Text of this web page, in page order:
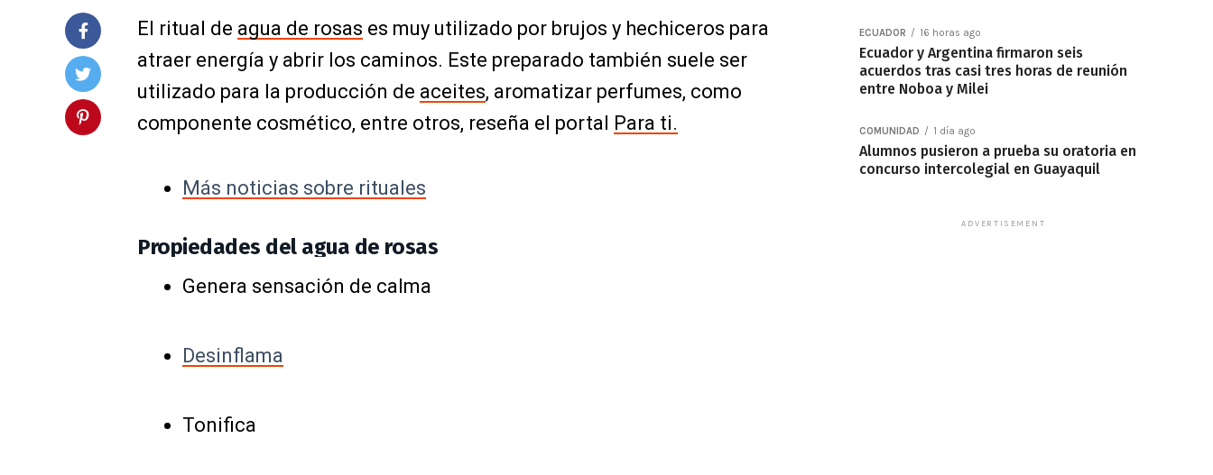
El ritual de agua de rosas es muy utilizado por brujos y hechiceros para
atraer energía y abrir los caminos. Este preparado también suele ser
utilizado para la producción de aceites, aromatizar perfumes, como
componente cosmético, entre otros, reseña el portal Para ti.
Más noticias sobre rituales
Propiedades del agua de rosas
Genera sensación de calma
Desinflama
Tonifica
ECUADOR 16 horas ago
Ecuador y Argentina firmaron seis
acuerdos tras casi tres horas de reunión
entre Noboa y Milei
COMUNIDAD 1 día ago
Alumnos pusieron a prueba su oratoria en
concurso intercolegial en Guayaquil
ADVERTISEMENT